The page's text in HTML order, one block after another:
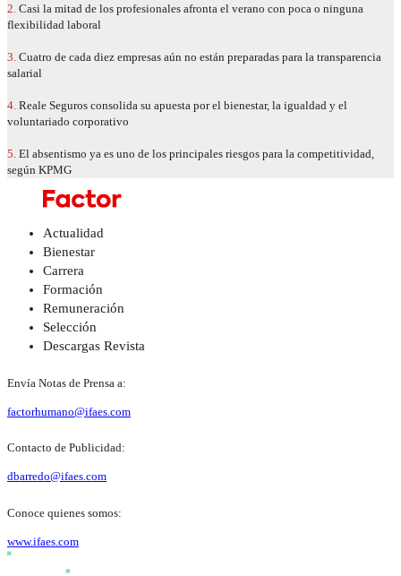
2. Casi la mitad de los profesionales afronta el verano con poca o ninguna
flexibilidad laboral
3. Cuatro de cada diez empresas aún no están preparadas para la transparencia
salarial
4. Reale Seguros consolida su apuesta por el bienestar, la igualdad y el
voluntariado corporativo
5. El absentismo ya es uno de los principales riesgos para la competitividad,
según KPMG
Actualidad
Bienestar
Carrera
Formación
Remuneración
Selección
Descargas Revista
Envía Notas de Prensa a:
factorhumano@ifaes.com
Contacto de Publicidad:
dbarredo@ifaes.com
Conoce quienes somos:
www.ifaes.com